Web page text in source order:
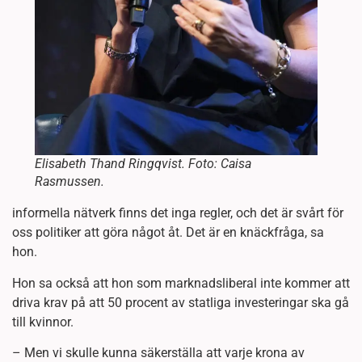
Elisabeth Thand Ringqvist. Foto: Caisa
Rasmussen.
informella nätverk finns det inga regler, och det är svårt för
oss politiker att göra något åt. Det är en knäckfråga, sa
hon.
Hon sa också att hon som marknadsliberal inte kommer att
driva krav på att 50 procent av statliga investeringar ska gå
till kvinnor.
– Men vi skulle kunna säkerställa att varje krona av